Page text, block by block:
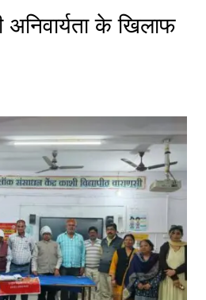
अनिवार्यता के खिलाफ